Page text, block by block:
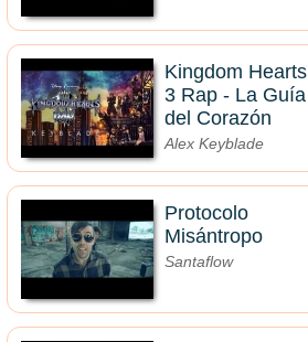
Kingdom Hearts
3 Rap - La Guía
del Corazón
Alex Keyblade
Protocolo
Misántropo
Santaflow